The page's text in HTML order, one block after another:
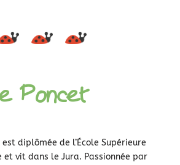
Poncet
diplômée de l’École Supérieure
et vit dans le Jura. Passionnée par